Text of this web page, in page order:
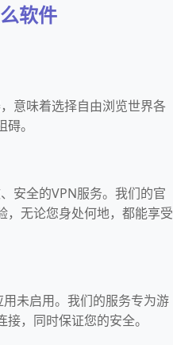
软件
意味着选择自由浏览世界各
。
安全的VPN服务。我们的官
，无论您身处何地，都能享受
未启用。我们的服务专为游
，同时保证您的安全。